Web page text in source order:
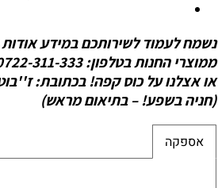
נשמח לעמוד לשירותכם במידע
ממוצרי החנות בטלפון: 0722-311-333
(חניה בשפע! – בתיאום מראש)
אספקה